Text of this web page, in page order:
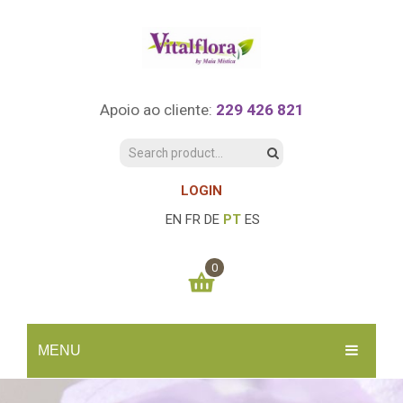
Apoio ao cliente: 229 426 821
LOGIN
EN FR DE PT ES
MENU
0
You have no items in your shopping cart
SUBTOTAL: 0.00€